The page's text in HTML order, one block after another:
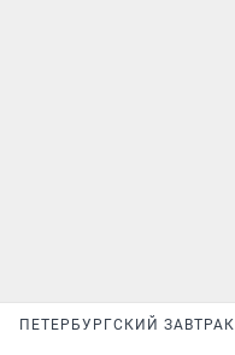
ПЕТЕРБУРГСКИЙ ЗАВТРАК